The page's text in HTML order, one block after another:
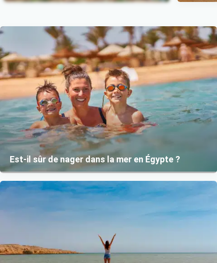
Est-il sûr de nager dans la mer en Égypte ?